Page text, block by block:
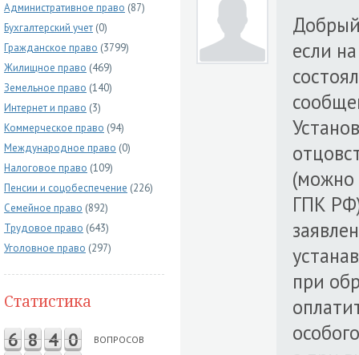
Административное право (87)
Бухгалтерский учет (0)
Гражданское право (3799)
Жилищное право (469)
Земельное право (140)
Интернет и право (3)
Коммерческое право (94)
Международное право (0)
Налоговое право (109)
Пенсии и соцобеспечение (226)
Семейное право (892)
Трудовое право (643)
Уголовное право (297)
Статистика
6 8 4 0 ВОПРОСОВ
если
(можно
ГПК
при